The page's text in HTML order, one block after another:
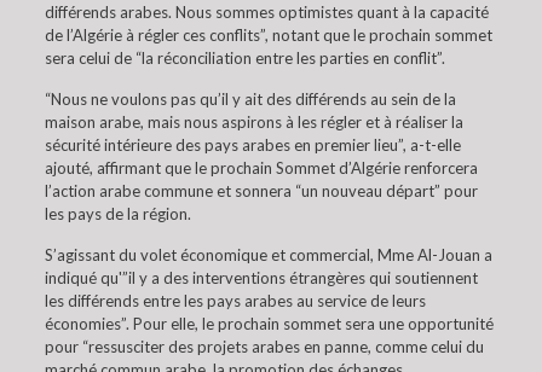
différends arabes. Nous sommes optimistes quant à la capacité
de l’Algérie à régler ces conflits”, notant que le prochain sommet
sera celui de “la réconciliation entre les parties en conflit”.
“Nous ne voulons pas qu’il y ait des différends au sein de la
maison arabe, mais nous aspirons à les régler et à réaliser la
sécurité intérieure des pays arabes en premier lieu”, a-t-elle
ajouté, affirmant que le prochain Sommet d’Algérie renforcera
l’action arabe commune et sonnera “un nouveau départ” pour
les pays de la région.
S’agissant du volet économique et commercial, Mme Al-Jouan a
indiqué qu'”il y a des interventions étrangères qui soutiennent
les différends entre les pays arabes au service de leurs
économies”. Pour elle, le prochain sommet sera une opportunité
pour “ressusciter des projets arabes en panne, comme celui du